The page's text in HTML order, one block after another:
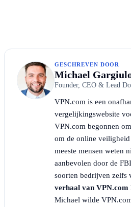
GESCHREVEN DOOR
Michael
Founder, CEO & Lead
VPN.com is een
vergelijkingswebsite
VPN.com begonnen
om de online
meeste mensen weten
aanbevolen door de
soorten bedrijven zelfs
verhaal van VPN.com
Michael wilde